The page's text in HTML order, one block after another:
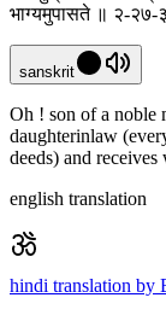
भाग्यमुपासते ॥ २-२७-३
sanskrit
Oh ! son of a noble
daughterinlaw
deeds) and
english translation
hindi translation by